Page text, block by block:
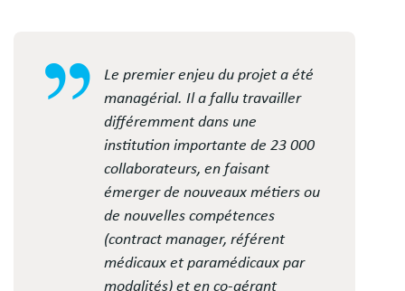
Le premier enjeu du projet a été
managérial. Il a fallu travailler
différemment dans une
institution importante de 23 000
collaborateurs, en faisant
émerger de nouveaux métiers ou
de nouvelles compétences
(contract manager, référent
médicaux et paramédicaux par
modalités) et en co-gérant